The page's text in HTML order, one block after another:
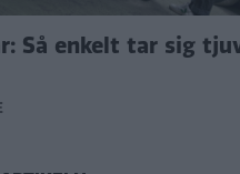
Så enkelt tar sig